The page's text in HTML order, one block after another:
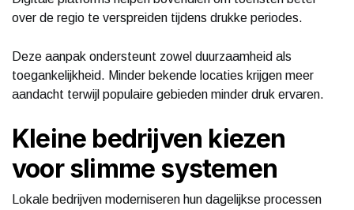
over de regio te verspreiden tijdens drukke periodes.
Deze aanpak ondersteunt zowel duurzaamheid als
toegankelijkheid. Minder bekende locaties krijgen meer
aandacht terwijl populaire gebieden minder druk ervaren.
Kleine bedrijven kiezen
voor slimme systemen
Lokale bedrijven moderniseren hun dagelijkse processen